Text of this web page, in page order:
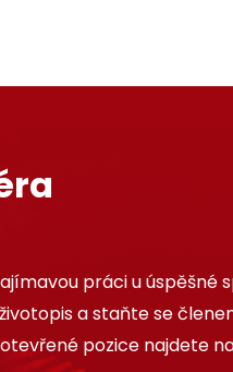
práci u úspěšné
a staňte se
pozice najdete